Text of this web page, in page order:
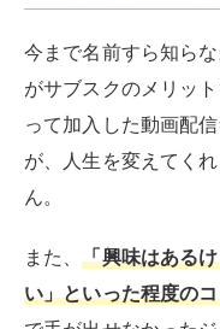
大きなメリットとい
無料トライアル
サブスクサービスの
けており、契約し続
度までさまざまなの
うかを確かめられま